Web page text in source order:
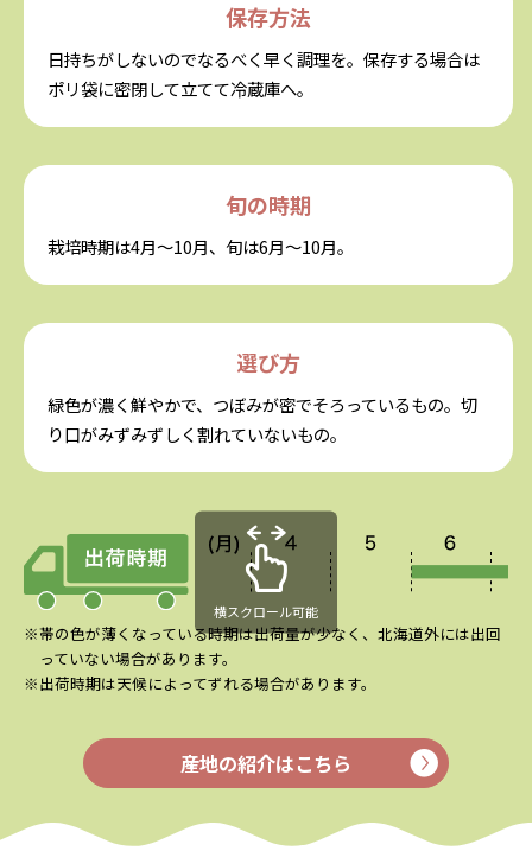
保存方法
日持ちがしないのでなるべく早く調理を。 保存する場合は
ポリ袋に密閉して立てて冷蔵庫へ。
旬の時期
栽培時期は4月〜10月、旬は6月〜10月。
選び方
緑色が濃く鮮やかで、つぼみが密でそろっているもの。切
り口がみずみずしく割れていないもの。
横スクロール可能
※帯の色が薄くなっている時期は出荷量が少なく、北海道外には出回
っていない場合があります。
※出荷時期は天候によってずれる場合があります。
産地の紹介はこちら